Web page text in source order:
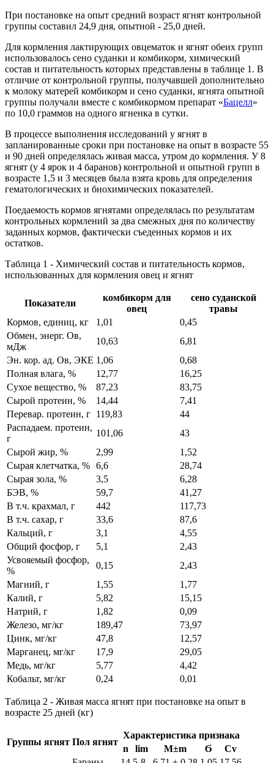
При постановке на опыт средний возраст ягнят контрольной
группы составил 24,9 дня, опытной - 25,0 дней.
Для кормления лактирующих овцематок и ягнят обеих групп
использовалось сено суданки и комбикорм, химический
состав и питательность которых представлены в таблице 1. В
отличие от контрольной группы, получавшей дополнительно
к молоку матерей комбикорм и сено суданки, ягнята опытной
группы получали вместе с комбикормом препарат «Бацелл»
по 10,0 граммов на одного ягненка в сутки.
В процессе выполнения исследований у ягнят в
запланированные сроки при постановке на опыт в возрасте 55
и 90 дней определялась живая масса, утром до кормления. У 8
ягнят (у 4 ярок и 4 баранов) контрольной и опытной групп в
возрасте 1,5 и 3 месяцев была взята кровь для определения
гематологических и биохимических показателей.
Поедаемость кормов ягнятами определялась по результатам
контрольных кормлений за два смежных дня по количеству
заданных кормов, фактически съеденных кормов и их
остатков.
Таблица 1 - Химический состав и питательность кормов,
использованных для кормления овец и ягнят
Показатели
комбикорм для
овец
сено суданской
травы
Кормов, единиц, кг
1,01
0,45
Обмен, энерг. Ов,
мДж
10,63
6,81
Эн. кор. ад. Ов, ЭКЕ 1,06
0,68
Полная влага, %
12,77
16,25
Сухое вещество, %
87,23
83,75
Сырой протеин, %
14,44
7,41
Перевар. протеин, г 119,83
44
Распадаем. протеин,
г
101,06
43
Сырой жир, %
2,99
1,52
Сырая клетчатка, % 6,6
28,74
Сырая зола, %
3,5
6,28
БЭВ, %
59,7
41,27
В т.ч. крахмал, г
442
117,73
В т.ч. сахар, г
33,6
87,6
Кальций, г
3,1
4,55
Общий фосфор, г
5,1
2,43
Усвояемый фосфор,
%
0,15
2,43
Магний, г
1,55
1,77
Калий, г
5,82
15,15
Натрий, г
1,82
0,09
Железо, мг/кг
189,47
73,97
Цинк, мг/кг
47,8
12,57
Марганец, мг/кг
17,9
29,05
Медь, мг/кг
5,77
4,42
Кобальт, мг/кг
0,24 0,01
Таблица 2 - Живая масса ягнят при постановке на опыт в
возрасте 25 дней (кг)
Группы ягнят Пол ягнят
Характеристика признака
n
lim М±m Ϭ
Cv